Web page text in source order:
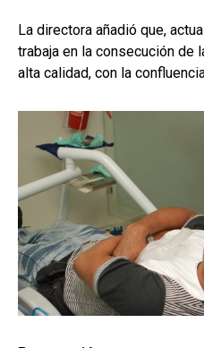
La directora añadió que,
trabaja en la consecución de
alta calidad, con la